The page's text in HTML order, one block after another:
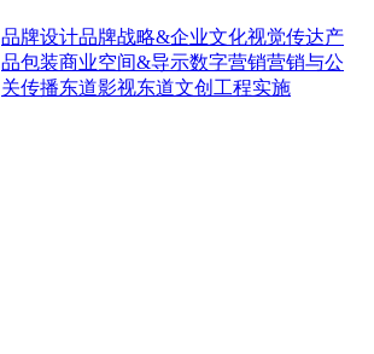
品牌设计品牌战略&企业文化视觉传达产
品包装商业空间&导示数字营销营销与公
关传播东道影视东道文创 工程实施